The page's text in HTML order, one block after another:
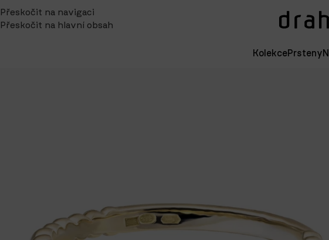
Přeskočit na navigaci
Přeskočit na hlavní obsah
KolekcePrsteny